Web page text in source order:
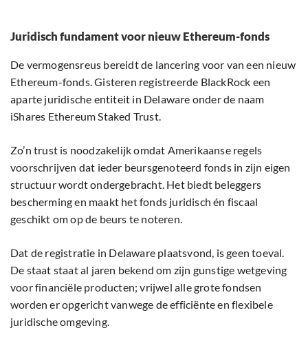
Juridisch fundament voor nieuw Ethereum-fonds
De vermogensreus bereidt de lancering voor van een nieuw
Ethereum-fonds. Gisteren registreerde BlackRock een
aparte juridische entiteit in Delaware onder de naam
iShares Ethereum Staked Trust.
Zo’n trust is noodzakelijk omdat Amerikaanse regels
voorschrijven dat ieder beursgenoteerd fonds in zijn eigen
structuur wordt ondergebracht. Het biedt beleggers
bescherming en maakt het fonds juridisch én fiscaal
geschikt om op de beurs te noteren.
Dat de registratie in Delaware plaatsvond, is geen toeval.
De staat staat al jaren bekend om zijn gunstige wetgeving
voor financiële producten; vrijwel alle grote fondsen
worden er opgericht vanwege de efficiënte en flexibele
juridische omgeving.